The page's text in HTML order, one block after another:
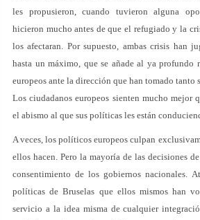
les propusieron, cuando tuvieron alguna
hicieron mucho antes de que el refugiado y la
los afectaran. Por supuesto, ambas crisis han
hasta un máximo, que se añade al ya profundo
europeos ante la dirección que han tomado tanto
Los ciudadanos europeos sienten mucho mejor
el abismo al que sus políticas les están
A veces, los políticos europeos culpan
ellos hacen. Pero la mayoría de las decisiones
consentimiento de los gobiernos nacionales.
políticas de Bruselas que ellos mismos han
servicio a la idea misma de cualquier